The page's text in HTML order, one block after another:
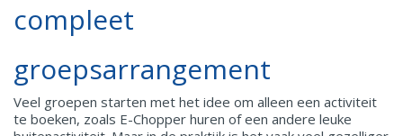
compleet
groepsarrangement
Veel groepen starten met het idee om alleen een activiteit
te boeken, zoals E-Chopper huren of een andere leuke